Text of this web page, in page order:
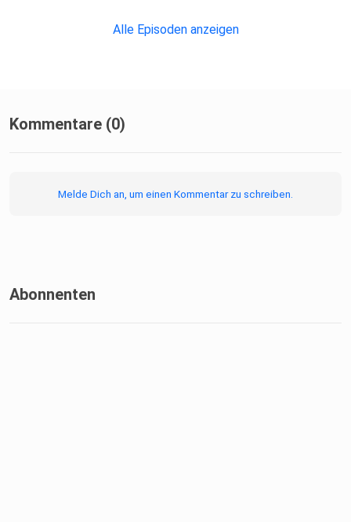
Alle Episoden anzeigen
Kommentare (0)
Melde Dich an, um einen Kommentar zu schreiben.
Abonnenten